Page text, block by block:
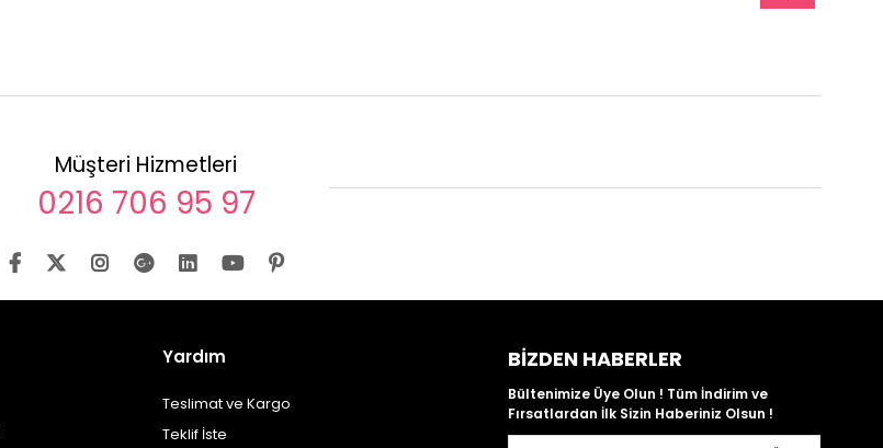
Müşteri Hizmetleri
0216 706 95 97
Yardım
Teslimat ve Kargo
Teklif İste
BIZDEN HABERLER
Bültenimize Üye Olun ! Tüm İndirim ve
Fırsatlardan İlk Sizin Haberiniz Olsun !